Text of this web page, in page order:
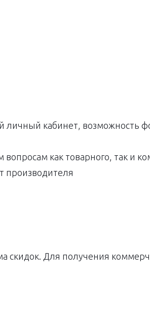
кабинет, возможность
как товарного, так и
производителя
скидок. Для получения